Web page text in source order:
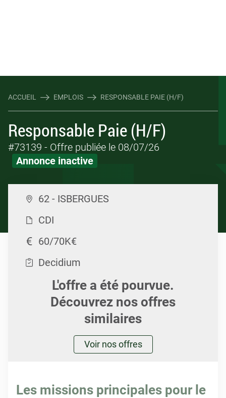
ACCUEIL EMPLOIS RESPONSABLE PAIE (H/F)
Responsable Paie (H/F)
#73139 - Offre publiée le 08/07/26
Annonce inactive
62 - ISBERGUES
CDI
60/70K€
Decidium
L'offre a été pourvue.
Découvrez nos offres
similaires
Voir nos offres
Les missions principales pour le